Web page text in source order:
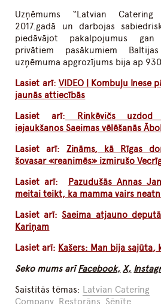
Uzņēmums “Latvian
2017.gadā un darbojas
piedāvājot pakalpojumus
privātiem pasākumiem
uzņēmuma apgrozījums bija ap
Lasiet arī: VIDEO | Kombuļu Inese
jaunās attiecībās
Lasiet arī: Rinkēvičs uzdod
iejaukšanos Saeimas vēlēšanās
Lasiet arī:Zināms, kā Rīgas
šovasar «reanimēs» izmirušo
Lasiet arī:
Pazudušās Annas
meitai teikt, ka mamma vairs
Lasiet arī:Saeima atjauno
Kariņam
Lasiet arī: Kašers: Man bija sajūta,
Seko mums arīFacebook, X,
Saistītās tēmas: Latvian Catering
Company, Restorāns,Sēnīte